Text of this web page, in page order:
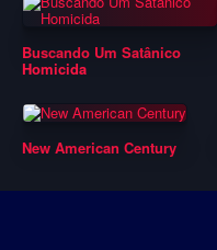
Buscando Um Satânico
Homicida
New American Century